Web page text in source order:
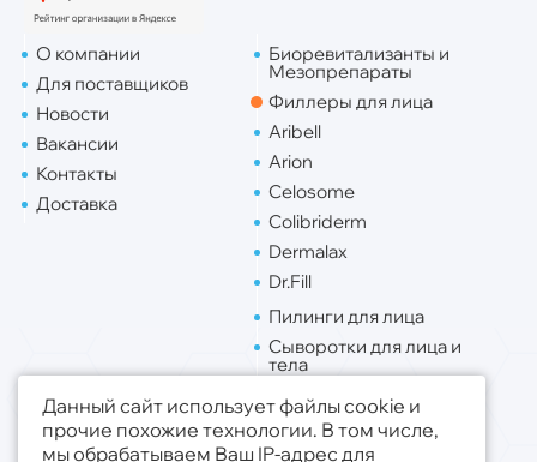
О компании
Для поставщиков
Новости
Вакансии
Контакты
Доставка
Биоревитализанты и
Мезопрепараты
Филлеры для лица
Aribell
Arion
Celosome
Colibriderm
Dermalax
Dr.Fill
Пилинги для лица
Сыворотки для лица и
тела
Липо. для лица
Липо. для тела
Данный сайт использует файлы cookie и
прочие похожие технологии. В том числе,
мы обрабатываем Ваш IP-адрес для